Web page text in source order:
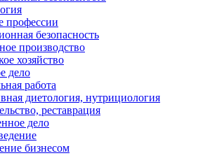
профессии
безопасность
производство
хозяйство
дело
работа
диетология, нутрициология
реставрация
дело
бизнесом